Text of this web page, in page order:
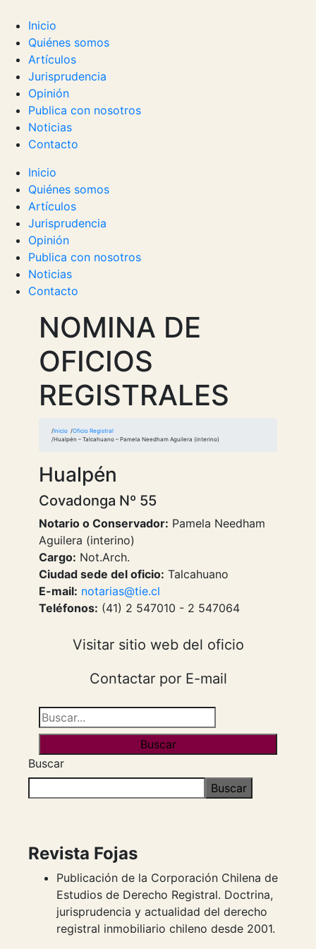
Inicio
Quiénes somos
Artículos
Jurisprudencia
Opinión
Publica con nosotros
Noticias
Contacto
Inicio
Quiénes somos
Artículos
Jurisprudencia
Opinión
Publica con nosotros
Noticias
Contacto
NOMINA DE
OFICIOS
REGISTRALES
Inicio
Oficio Registral
Hualpén – Talcahuano – Pamela Needham Aguilera (interino)
Hualpén
Covadonga Nº 55
Notario o Conservador: Pamela Needham
Aguilera (interino)
Cargo: Not.Arch.
Ciudad sede del oficio: Talcahuano
E-mail: notarias@tie.cl
Teléfonos: (41) 2 547010 - 2 547064
Visitar sitio web del oficio
Contactar por E-mail
Buscar
Buscar
Revista Fojas
Publicación de la Corporación Chilena de
Estudios de Derecho Registral. Doctrina,
jurisprudencia y actualidad del derecho
registral inmobiliario chileno desde 2001.